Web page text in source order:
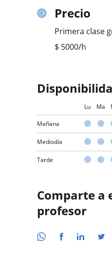
Precio
Primera clase
$ 5000/h
Lu Ma
Mañana
Mediodía
Tarde
Comparte a
profesor